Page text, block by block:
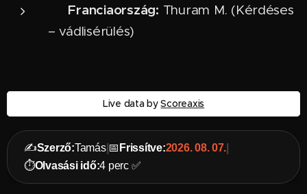
Franciaország: Thuram M. (Kérdéses
– vádlisérülés)
Live data byScoreaxis
✍️Szerző:Tamás| 📅 Frissítve:2026. 08. 07.
⏱️Olvasási idő:4 perc ✅